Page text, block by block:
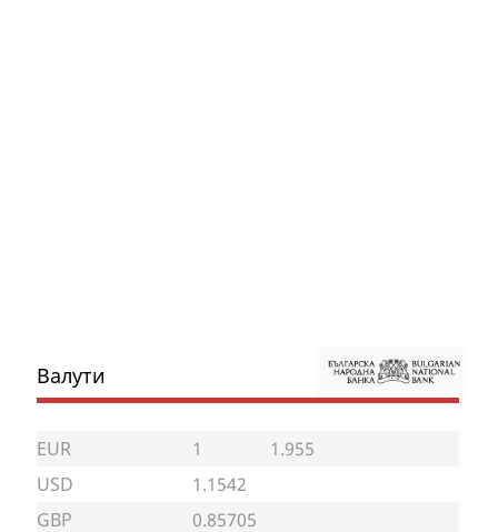
Валути
EUR 1
1.955
USD
1.1542
GBP
0.85705